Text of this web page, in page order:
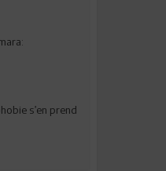
s’en prend